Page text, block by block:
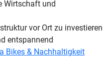
Wirtschaft und
vor Ort zu investieren
entspannend
Bikes & Nachhaltigkeit